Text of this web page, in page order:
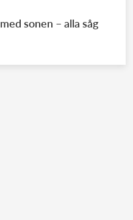
sonen – alla såg